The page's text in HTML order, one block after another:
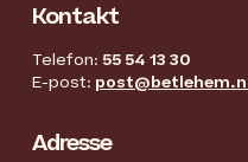
Kontakt
Telefon: 55 54 13 30
E-post:
Adresse